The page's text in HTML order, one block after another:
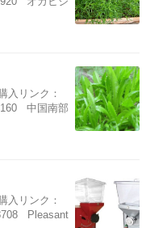
リンク：
中国南部
リンク：
Pleasant